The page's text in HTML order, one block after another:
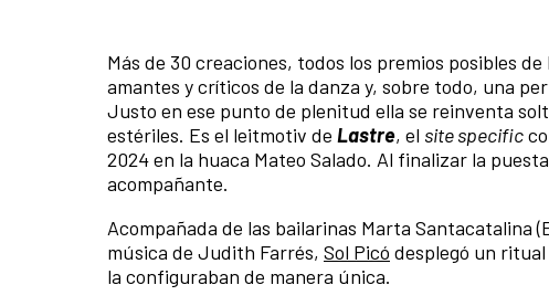
Más de 30 creaciones, todos los premios posibles
amantes y críticos de la danza y, sobre todo, una
Justo en ese punto de plenitud ella se reinventa
estériles. Es el leitmotiv de Lastre, el site specific
2024 en la huaca Mateo Salado. Al finalizar la
acompañante.
Acompañada de las bailarinas Marta Santacatalina
música de Judith Farrés, Sol Picó desplegó un
la configuraban de manera única.